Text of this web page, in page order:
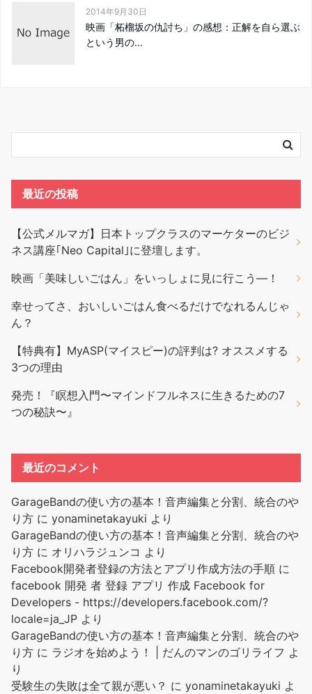
2014年9月30日
映画「柘榴坂の仇討ち」の感想：正解を自ら選ぶ
という男の...
最近の投稿
【公式メルマガ】日本トップクラスのマーケターのビジ
ネス講座｢Neo Capital｣に登壇します。
映画「美味しいごはん」をいっしょに見に行こう―！
幸せってさ、おいしいごはん食べるだけでなれるんじゃ
ん？
【特典有】MyASP(マイスピー)の評判は? オススメする
3つの理由
発売！『瞑想入門〜マインドフルネスに生きるための7
つの秘訣〜』
最近のコメント
GarageBandの使い方の基本！音声編集と分割、統合のや
り方 に yonaminetakayuki より
GarageBandの使い方の基本！音声編集と分割、統合のや
り方 に オリハラジュンコ より
Facebook開発者登録の方法とアプリ作成方法の手順 に
facebook 開発 者 登録 アプリ 作成 Facebook for
Developers - https://developers.facebook.com/?
locale=ja_JP より
GarageBandの使い方の基本！音声編集と分割、統合のや
り方 に ラジオを始めよう！ | だんのマンのゴリライフ よ
り
受験生の失敗は全て親が悪い？ に yonaminetakayuki よ